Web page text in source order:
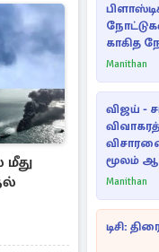
மீது
காகித
Manithan
விஜய் -
மூலம்
Manithan
டிசி: